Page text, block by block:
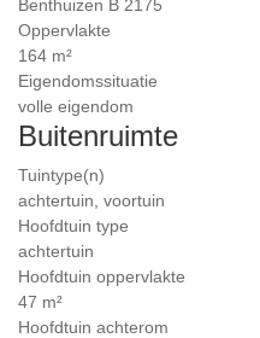
Benthuizen B 2175
Oppervlakte
164 m²
Eigendomssituatie
volle eigendom
Buitenruimte
Tuintype(n)
achtertuin, voortuin
Hoofdtuin type
achtertuin
Hoofdtuin oppervlakte
47 m²
Hoofdtuin achterom